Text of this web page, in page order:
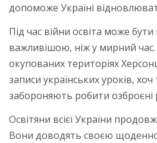
допоможе Україні
Під час війни освіта може
важливішою, ніж у мирний
окупованих територіях
записи українських уроків,
забороняють робити озброєні
Освітяни всієї України
Вони доводять своєю